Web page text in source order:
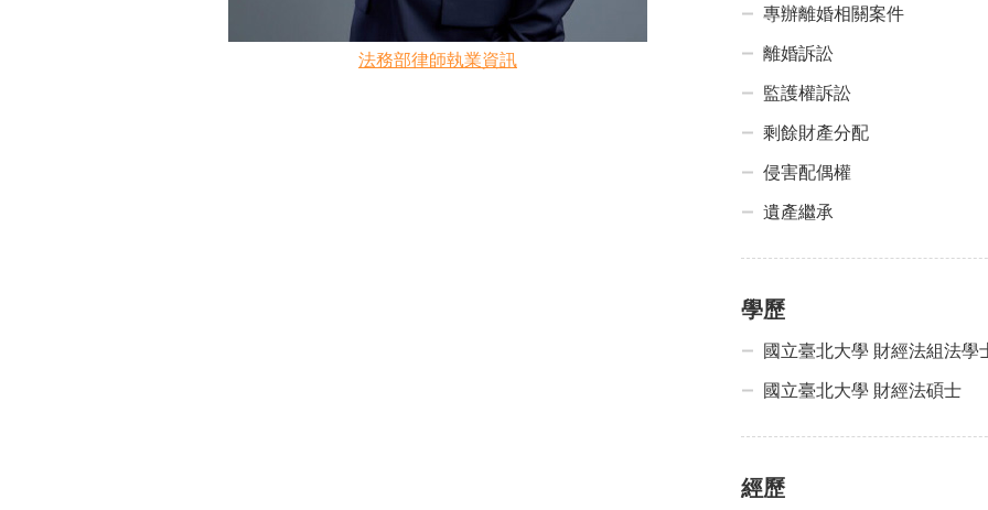
法務部律師執業資訊
專辦離婚相關案件
離婚訴訟
監護權訴訟
剩餘財產分配
侵害配偶權
遺產繼承
學歷
國立臺北大學 財經法組法學
國立臺北大學 財經法碩士
經歷